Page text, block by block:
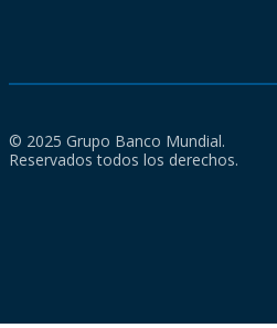
© 2025 Grupo Banco Mundial.
Reservados todos los derechos.